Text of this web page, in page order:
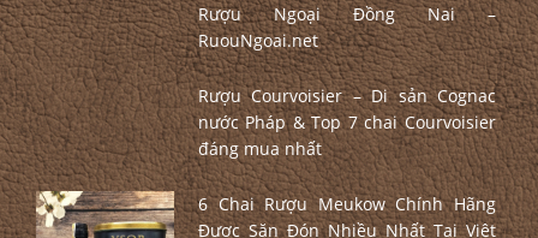
Rượu Ngoại Đồng Nai –
RuouNgoai.net
Rượu Courvoisier – Di sản Cognac
nước Pháp & Top 7 chai Courvoisier
đáng mua nhất
6 Chai Rượu Meukow Chính Hãng
Được Săn Đón Nhiều Nhất Tại Việt